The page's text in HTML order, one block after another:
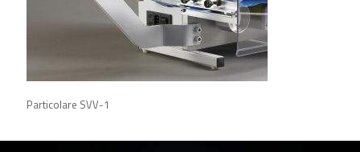
Particolare SVV-1